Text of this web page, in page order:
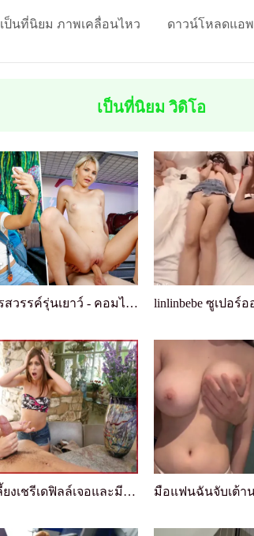
เป็นที่นิยม ภาพเคลื่อนไหว ดาวน์โหลดแอพ
เป็นที่นิยม วิดิโอ
หอพักเงี่ยน - พรสวรรค์รุ่นเยาว์ - คอมไพล์วัยรุ่น ...
บังบรอส - แม่เลี้ยงเชรีเดฟิลล์เจอและมีเพศสัมพันธ์...